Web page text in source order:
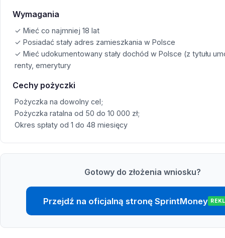
Wymagania
✓ Mieć co najmniej 18 lat
✓ Posiadać stały adres zamieszkania w Polsce
✓ Mieć udokumentowany stały dochód w Polsce (z tytułu
renty, emerytury
Cechy pożyczki
Pożyczka na dowolny cel;
Pożyczka ratalna od 50 do 10 000 zł;
Okres spłaty od 1 do 48 miesięcy
Gotowy do złożenia wniosku?
Przejdź na oficjalną stronę SprintMoney